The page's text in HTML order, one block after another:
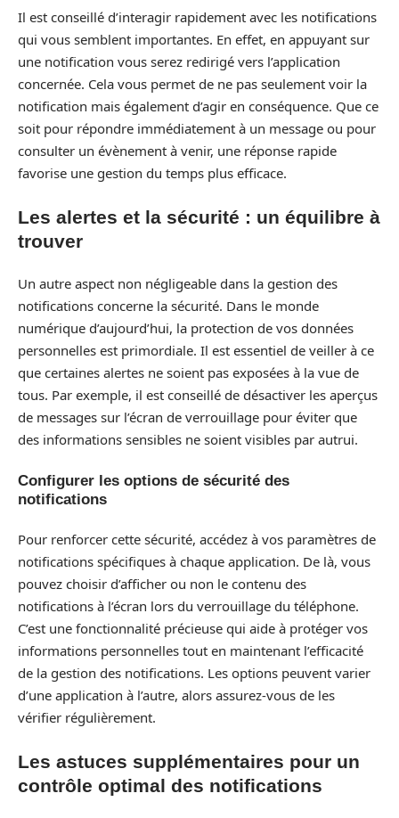
Il est conseillé d’interagir rapidement avec les notifications
qui vous semblent importantes. En effet, en appuyant sur
une notification vous serez redirigé vers l’application
concernée. Cela vous permet de ne pas seulement voir la
notification mais également d’agir en conséquence. Que ce
soit pour répondre immédiatement à un message ou pour
consulter un évènement à venir, une réponse rapide
favorise une gestion du temps plus efficace.
Les alertes et la sécurité : un équilibre à
trouver
Un autre aspect non négligeable dans la gestion des
notifications concerne la sécurité. Dans le monde
numérique d’aujourd’hui, la protection de vos données
personnelles est primordiale. Il est essentiel de veiller à ce
que certaines alertes ne soient pas exposées à la vue de
tous. Par exemple, il est conseillé de désactiver les aperçus
de messages sur l’écran de verrouillage pour éviter que
des informations sensibles ne soient visibles par autrui.
Configurer les options de sécurité des
notifications
Pour renforcer cette sécurité, accédez à vos paramètres de
notifications spécifiques à chaque application. De là, vous
pouvez choisir d’afficher ou non le contenu des
notifications à l’écran lors du verrouillage du téléphone.
C’est une fonctionnalité précieuse qui aide à protéger vos
informations personnelles tout en maintenant l’efficacité
de la gestion des notifications. Les options peuvent varier
d’une application à l’autre, alors assurez-vous de les
vérifier régulièrement.
Les astuces supplémentaires pour un
contrôle optimal des notifications